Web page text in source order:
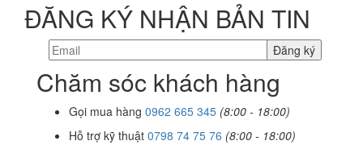
ĐĂNG KÝ NHẬN BẢN TIN
Chăm sóc khách hàng
Gọi mua hàng 0962 665 345 (8:00 - 18:00)
Hỗ trợ kỹ thuật 0798 74 75 76 (8:00 - 18:00)